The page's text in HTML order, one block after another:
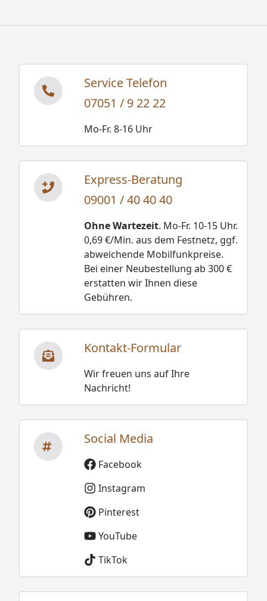
Service Telefon
07051 / 9 22 22
Mo-Fr. 8-16 Uhr
Express-Beratung
09001 / 40 40 40
Ohne Wartezeit. Mo-Fr. 10-15 Uhr.
0,69 €/Min. aus dem Festnetz, ggf.
abweichende Mobilfunkpreise.
Bei einer Neubestellung ab 300 €
erstatten wir Ihnen diese
Gebühren.
Kontakt-Formular
Wir freuen uns auf Ihre
Nachricht!
Social Media
Facebook
Instagram
Pinterest
YouTube
TikTok